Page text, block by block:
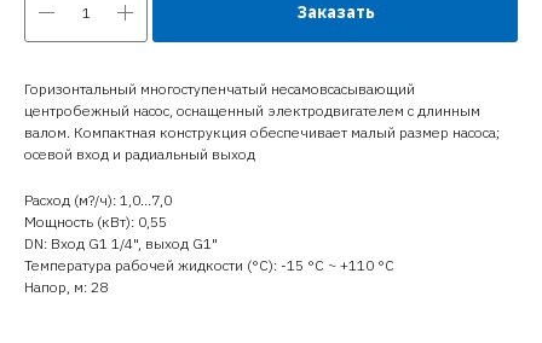
Заказать
Горизонтальный многоступенчатый несамовсасывающий
центробежный насос, оснащенный электродвигателем с длинным
валом. Компактная конструкция обеспечивает малый размер насоса;
осевой вход и радиальный выход
Расход (м?/ч): 1,0…7,0
Мощность (кВт): 0,55
DN: Вход G1 1/4", выход G1"
Температура рабочей жидкости (°C): -15 °С ~ +110 °С
Напор, м: 28